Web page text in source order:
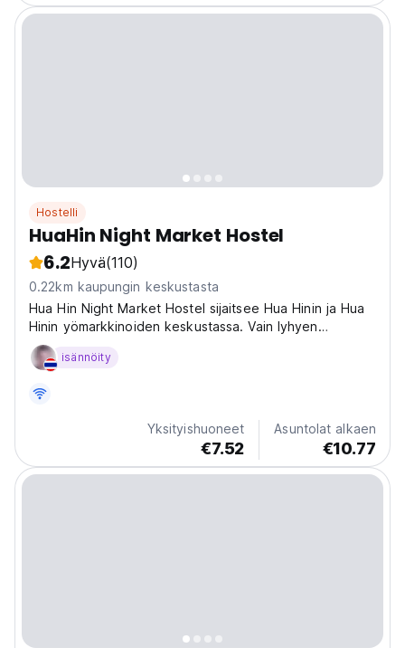
Hostelli
HuaHin Night Market Hostel
6.2Hyvä(110)
0.22km kaupungin keskustasta
Hua Hin Night Market Hostel sijaitsee Hua Hinin ja Hua
Hinin yömarkkinoiden keskustassa. Vain lyhyen
kävelymatkan päässä (8 minuuttia)
isännöity
Yksityishuoneet
€7.52
Asuntolat alkaen
€10.77